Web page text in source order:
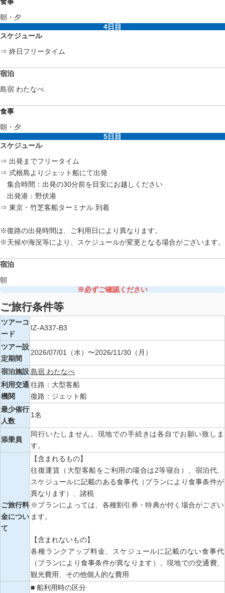
朝・夕
4日目
スケジュール
⇒ 終日フリータイム
宿泊
島宿 わたなべ
食事
朝・夕
5日目
スケジュール
⇒ 出発までフリータイム
⇒ 式根島よりジェット船にて出発
集合時間：出発の30分前を目安にお越しください
出発港：野伏港
⇒ 東京・竹芝客船ターミナル 到着
※復路の出発時間は、ご利用日により異なります。
※天候や海況等により、スケジュールが変更となる場合がございます。
宿泊
朝
※必ずご確認ください
ご旅行条件等
ツアーコ
ード
IZ-A337-B3
ツアー設
定期間
2026/07/01（水）〜2026/11/30（月）
宿泊施設島宿 わたなべ
利用交通
機関
往路：大型客船
復路：ジェット船
最少催行
人数
1名
添乗員
同行いたしません。現地での手続きは各自でお願い致しま
す。
ご旅行料
金につい
て
【含まれるもの】
往復運賃（大型客船をご利用の場合は2等寝台）、宿泊代、
スケジュールに記載のある食事代（プランにより食事条件が
異なります）、諸税
※プランによっては、各種割引券・特典が付く場合がござい
ます。
【含まれないもの】
各種ランクアップ料金、スケジュールに記載のない食事代
（プランにより食事条件が異なります）、現地での交通費、
観光費用、その他個人的な費用
■ 船利用時の区分